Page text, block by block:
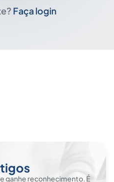
Faça login
ganhe reconhecimento. É